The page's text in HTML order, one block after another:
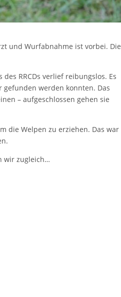
und Wurfabnahme ist vorbei. Die
RRCDs verlief reibungslos. Es
gefunden werden konnten. Das
– aufgeschlossen gehen sie
die Welpen zu erziehen. Das war
wir zugleich…